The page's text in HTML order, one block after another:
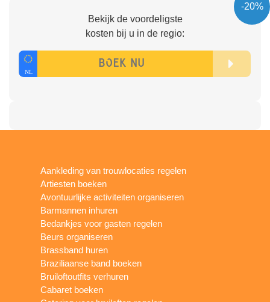
-20%
Bekijk de voordeligste
kosten bij u in de regio:
Aankleding van trouwlocaties regelen
Artiesten boeken
Avontuurlijke activiteiten organiseren
Barmannen inhuren
Bedankjes voor gasten regelen
Beurs organiseren
Brassband huren
Braziliaanse band boeken
Bruiloftoutfits verhuren
Cabaret boeken